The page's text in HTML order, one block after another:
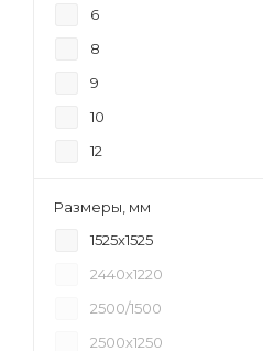
6
8
9
10
12
18
Размеры, мм
1525х1525
2440х1220
2500/1500
2500х1250